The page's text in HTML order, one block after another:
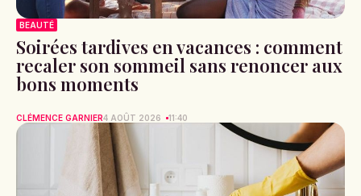
BEAUTÉ
Soirées tardives en vacances : comment
recaler son sommeil sans renoncer aux
bons moments
CLÉMENCE GARNIER4 AOÛT 2026 11:40